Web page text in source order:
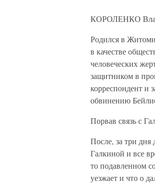
КОРОЛЕНКО
Родился в
в качестве
человеческих
защитником в
корреспондент и
обвинению
Порвав связь с
После, за три дня
Галкиной и все
то подавленном
уезжает и что о